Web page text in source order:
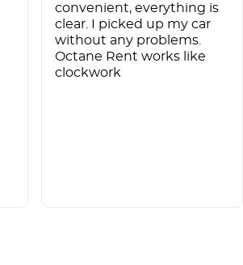
convenient, everything is
clear. I picked up my car
without any problems.
Octane Rent works like
clockwork